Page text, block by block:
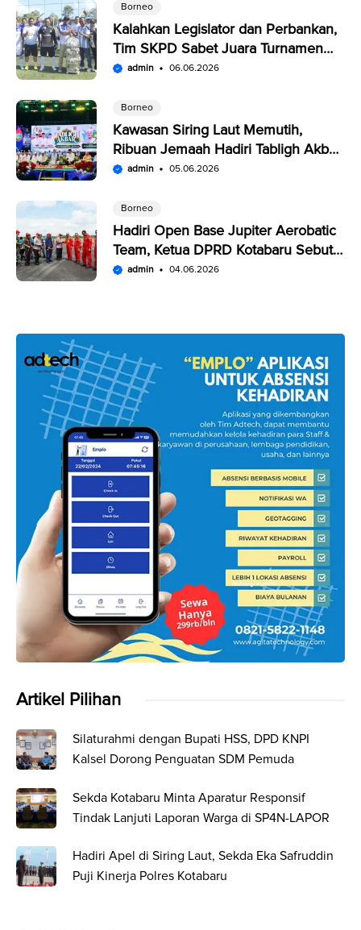
Borneo
Kalahkan Legislator dan Perbankan,
Tim SKPD Sabet Juara Turnamen
Segitiga Kotabaru
admin 06.06.2026
Borneo
Kawasan Siring Laut Memutih,
Ribuan Jemaah Hadiri Tabligh Akbar
HUT Kabupaten Kotabaru
admin 05.06.2026
Borneo
Hadiri Open Base Jupiter Aerobatic
Team, Ketua DPRD Kotabaru Sebut
Penampilan JAT Luar Biasa
admin 04.06.2026
Artikel Pilihan
Silaturahmi dengan Bupati HSS, DPD KNPI
Kalsel Dorong Penguatan SDM Pemuda
Sekda Kotabaru Minta Aparatur Responsif
Tindak Lanjuti Laporan Warga di SP4N-LAPOR
Hadiri Apel di Siring Laut, Sekda Eka Safruddin
Puji Kinerja Polres Kotabaru